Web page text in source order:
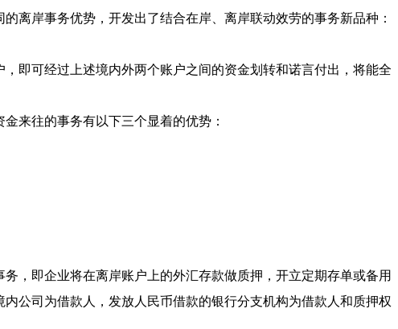
离岸事务优势，开发出了结合在岸、离岸联动效劳的事务新品种：
即可经过上述境内外两个账户之间的资金划转和诺言付出，将能全
来往的事务有以下三个显着的优势：
，即企业将在离岸账户上的外汇存款做质押，开立定期存单或备用
公司为借款人，发放人民币借款的银行分支机构为借款人和质押权